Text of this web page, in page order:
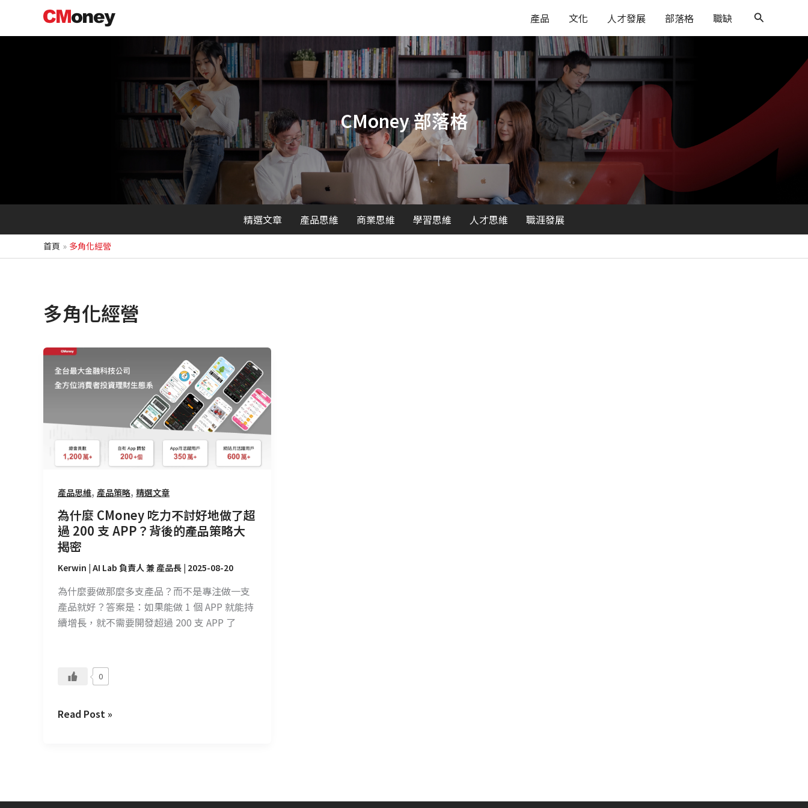
主
產品 文化 人才發展 部落格 職缺
搜
尋
CMoney 部落格
精選文章 產品思維 商業思維 學習思維 人才思維 職涯發展
首頁 多角化經營
多角化經營
產品思維, 產品策略, 精選文章
為什麼 CMoney 吃力不討好地做了超
過 200 支 APP？背後的產品策略大
揭密
Kerwin | AI Lab 負責人 兼 產品長 | 2025-08-20
為什麼要做那麼多支產品？而不是專注做一支
產品就好？答案是：如果能做 1 個 APP 就能持
續增長，就不需要開發超過 200 支 APP 了
0
為
什
麼
討
地
做
了
超
200
支
APP？
背
略
Read Post »